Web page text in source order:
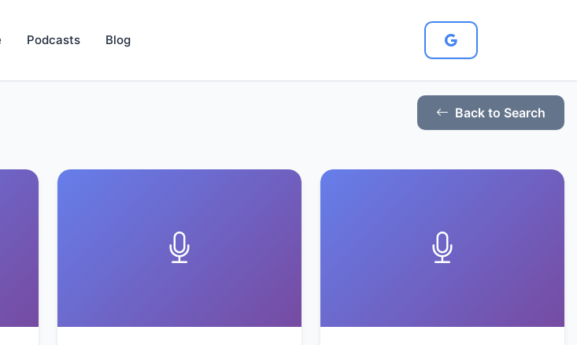
Podcasts Blog
Back to Search